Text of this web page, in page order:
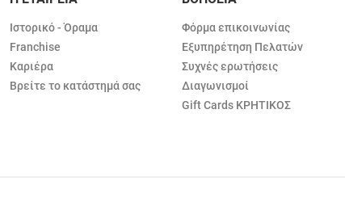
Ιστορικό - Όραμα
Franchise
Καριέρα
Βρείτε το κατάστημά σας
Φόρμα επικοινωνίας
Εξυπηρέτηση Πελατών
Συχνές ερωτήσεις
Διαγωνισμοί
Gift Cards ΚΡΗΤΙΚΟΣ